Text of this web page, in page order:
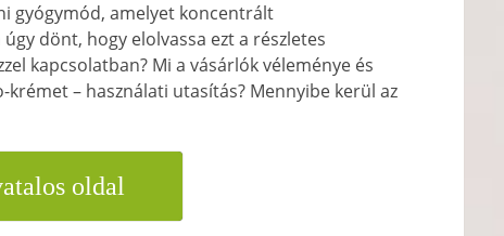
gyógymód, amelyet koncentrált
dönt, hogy elolvassa ezt a részletes
kapcsolatban? Mi a vásárlók véleménye és
krémet – használati utasítás? Mennyibe kerül az
oldal